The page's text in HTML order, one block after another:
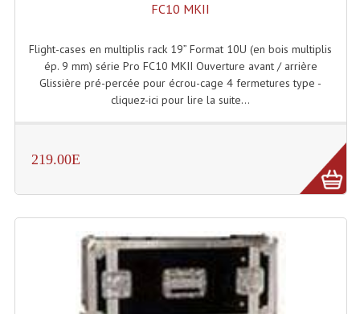
Sono: Conférences Securité Visite Guidée
Système D'audio Guide
Système Visite Guidée
Système Boucle Magnétique
Structures, Pieds, Ponts...
FC10 MKII
Flight-cases en multiplis rack 19” Format 10U (en bois multiplis
ép. 9 mm) série Pro FC10 MKII Ouverture avant / arrière
Glissière pré-percée pour écrou-cage 4 fermetures type -
cliquez-ici pour lire la suite...
219.00E